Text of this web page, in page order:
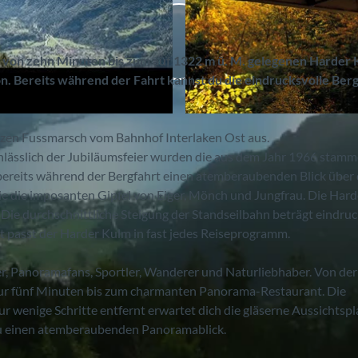
zehn Minuten bis zum auf 1322 m ü. M. gelegenen Harder
Bereits während der Fahrt kannst du die eindrucksvolle
Fussmarsch vom Bahnhof Interlaken Ost aus.
der Jubiläumsfeier wurden die aus dem Jahr 1966
während der Bergfahrt einen atemberaubenden Blick über
die imposanten Gipfel von Eiger, Mönch und Jungfrau. Die
durchschnittliche Steigung der Standseilbahn beträgt
der Harder Kulm in fast jedes Reiseprogramm.
Panoramafans, Sportler, Wanderer und Naturliebhaber. Von der
fünf Minuten bis zum charmanten Panorama-Restaurant. Die
wenige Schritte entfernt erwartet dich die gläserne
einen atemberaubenden Panoramablick.